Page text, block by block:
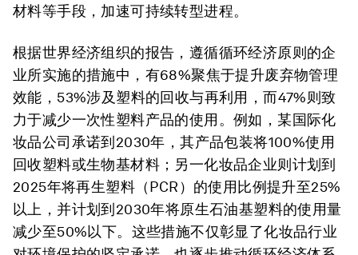
材料等手段，加速可持续转型进程。
根据世界经济组织的报告，遵循循环经济原则的企
业所实施的措施中，有68%聚焦于提升废弃物管理
效能，53%涉及塑料的回收与再利用，而47%则致
力于减少一次性塑料产品的使用。例如，某国际化
妆品公司承诺到2030年，其产品包装将100%使用
回收塑料或生物基材料；另一化妆品企业则计划到
2025年将再生塑料（PCR）的使用比例提升至25%
以上，并计划到2030年将原生石油基塑料的使用量
减少至50%以下。这些措施不仅彰显了化妆品行业